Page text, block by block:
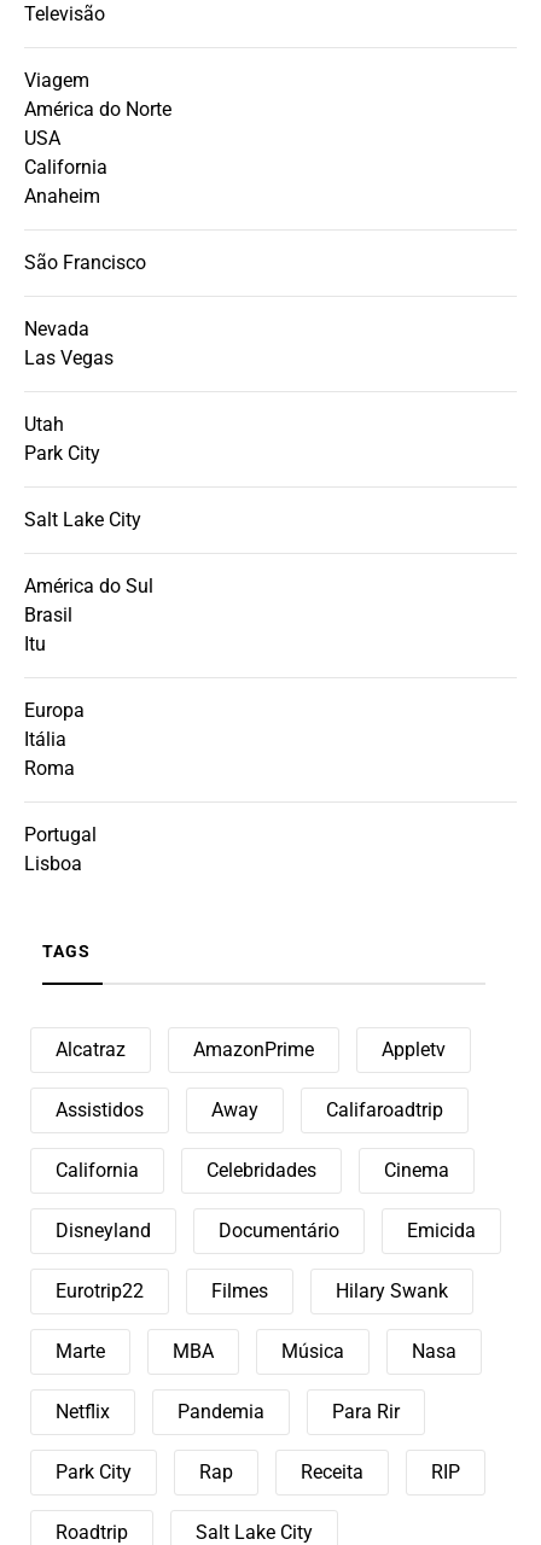
Televisão
Viagem
América do Norte
USA
California
Anaheim
São Francisco
Nevada
Las Vegas
Utah
Park City
Salt Lake City
América do Sul
Brasil
Itu
Europa
Itália
Roma
Portugal
Lisboa
TAGS
Alcatraz AmazonPrime Appletv
Assistidos Away Califaroadtrip
California Celebridades Cinema
Disneyland Documentário Emicida
Eurotrip22 Filmes Hilary Swank
Marte MBA Música Nasa
Netflix Pandemia Para Rir
Park City Rap Receita RIP
Roadtrip Salt Lake City